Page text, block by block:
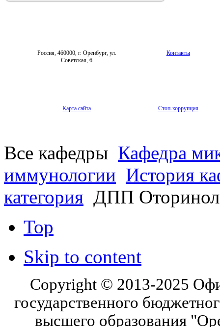
Россия, 460000, г. Оренбург, ул.
Советская, 6
Контакты
Карта сайта Стоп-коррупция
Все кафедры Кафедра
иммунологии История
категория ДПП
Top
Skip to content
Copyright © 2013-2025
государственного
высшего образования